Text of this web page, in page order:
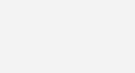
jeden dritten
knapp 32 Prozent im Vergleich zum
ergab eine Erhebung des Statistischen
Wärmepumpe e.V. (BWP).